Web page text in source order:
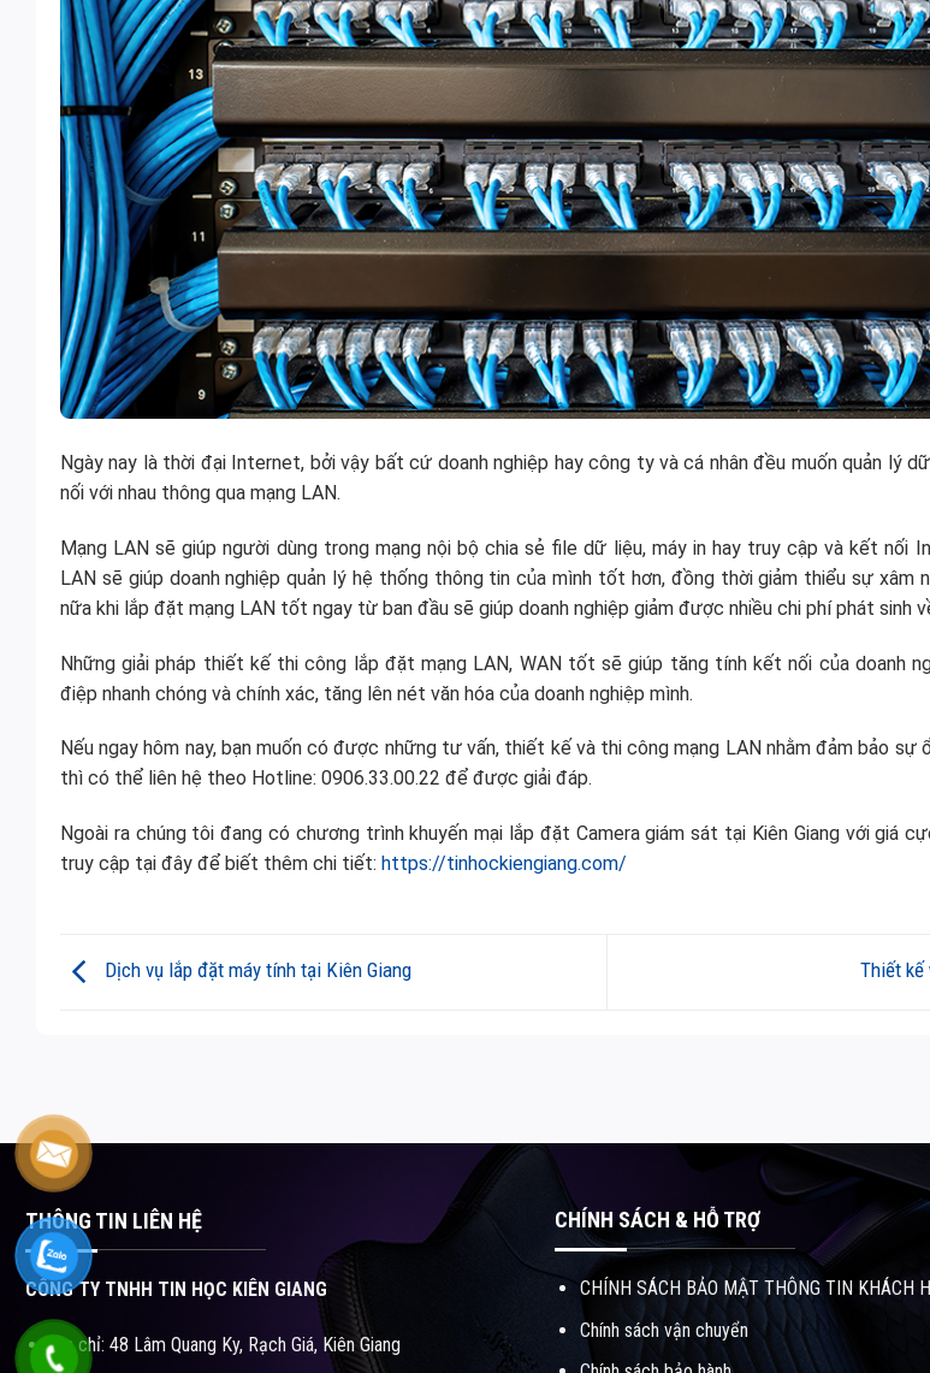
Ngày nay là thời đại Internet, bởi vậy bất cứ doanh nghiệp hay công ty và cá nhân đều muốn quản lý
nối với nhau thông qua mạng LAN.
Mạng LAN sẽ giúp người dùng trong mạng nội bộ chia sẻ file dữ liệu, máy in hay truy cập và kết nối
LAN sẽ giúp doanh nghiệp quản lý hệ thống thông tin của mình tốt hơn, đồng thời giảm thiểu sự xâm
nữa khi lắp đặt mạng LAN tốt ngay từ ban đầu sẽ giúp doanh nghiệp giảm được nhiều chi phí phát sinh
Những giải pháp thiết kế thi công lắp đặt mạng LAN, WAN tốt sẽ giúp tăng tính kết nối của doanh
điệp nhanh chóng và chính xác, tăng lên nét văn hóa của doanh nghiệp mình.
Nếu ngay hôm nay, bạn muốn có được những tư vấn, thiết kế và thi công mạng LAN nhằm đảm bảo sự
thì có thể liên hệ theo Hotline: 0906.33.00.22 để được giải đáp.
Ngoài ra chúng tôi đang có chương trình khuyến mại lắp đặt Camera giám sát tại Kiên Giang với giá
truy cập tại đây để biết thêm chi tiết: https://tinhockiengiang.com/
Dịch vụ lắp đặt máy tính tại Kiên Giang Thiết kế
THÔNG TIN LIÊN HỆ
CÔNG TY TNHH TIN HỌC KIÊN GIANG
Địa chỉ: 48 Lâm Quang Ky, Rạch Giá, Kiên Giang
CHÍNH SÁCH & HỖ TRỢ
CHÍNH SÁCH BẢO MẬT THÔNG TIN KHÁCH
Chính sách vận chuyển